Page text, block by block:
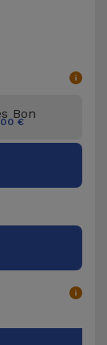
Bon
€